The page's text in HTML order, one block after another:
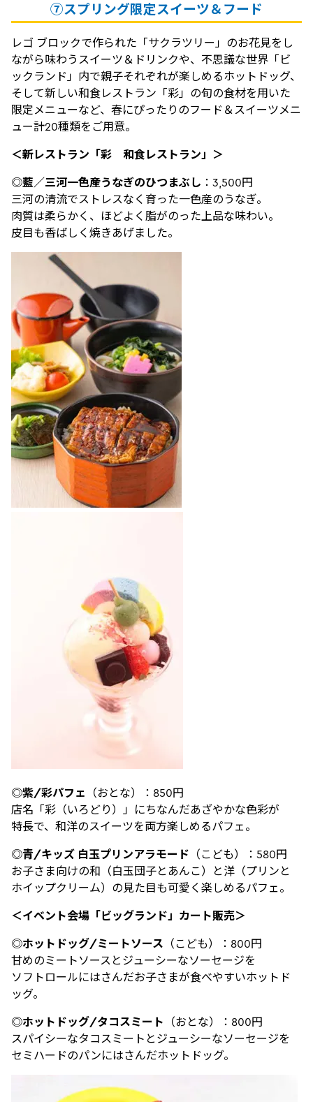
⑦スプリング限定スイーツ＆フード
レゴ ブロックで作られた「サクラツリー」のお花見をし
ながら味わうスイーツ＆ドリンクや、不思議な世界「ビ
ックランド」内で親子それぞれが楽しめるホットドッグ、
そして新しい和食レストラン「彩」の旬の食材を用いた
限定メニューなど、春にぴったりのフード＆スイーツメニ
ュー計20種類をご用意。
＜新レストラン「彩 和食レストラン」＞
◎藍／三河一色産うなぎのひつまぶし ：3,500円
三河の清流でストレスなく育った一色産のうなぎ。
肉質は柔らかく、ほどよく脂がのった上品な味わい。
皮目も香ばしく焼きあげました。
◎紫/彩パフェ （おとな）：850円
店名「彩（いろどり）」にちなんだあざやかな色彩が
特長で、和洋のスイーツを両方楽しめるパフェ。
◎青/キッズ 白玉プリンアラモード （こども）：580円
お子さま向けの和（白玉団子とあんこ）と洋（プリンと
ホイップクリーム）の見た目も可愛く楽しめるパフェ。
＜イベント会場「ビッグランド」カート販売＞
◎ホットドッグ/ミートソース （こども）：800円
甘めのミートソースとジューシーなソーセージを
ソフトロールにはさんだお子さまが食べやすいホットド
ッグ。
◎ホットドッグ/タコスミート （おとな）：800円
スパイシーなタコスミートとジューシーなソーセージを
セミハードのパンにはさんだホットドッグ。